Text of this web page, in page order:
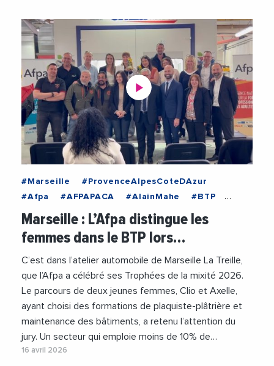
#Marseille
#ProvenceAlpesCoteDAzur
#Afpa
#AFPAPACA #AlainMahe
#BTP
#Entreprise
#Femmes #Metiers
Marseille : L’Afpa distingue les
femmes dans le BTP lors…
C’est dans l’atelier automobile de Marseille La Treille,
que l’Afpa a célébré ses Trophées de la mixité 2026.
Le parcours de deux jeunes femmes, Clio et Axelle,
ayant choisi des formations de plaquiste-plâtrière et
maintenance des bâtiments, a retenu l’attention du
jury. Un secteur qui emploie moins de 10% de…
16 avril 2026